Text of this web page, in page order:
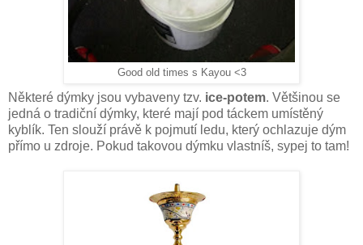
Good old times s Kayou <3
Některé dýmky jsou vybaveny tzv. ice-potem. Většinou se
jedná o tradiční dýmky, které mají pod táckem umístěný
kyblík. Ten slouží právě k pojmutí ledu, který ochlazuje dým
přímo u zdroje. Pokud takovou dýmku vlastníš, sypej to tam!